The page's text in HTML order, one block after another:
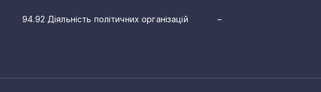
94.92 Діяльність політичних організацій –